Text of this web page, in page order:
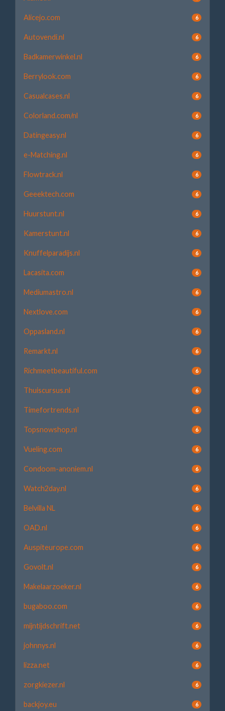
Alicejo.com 6
Autovendi.nl 6
Badkamerwinkel.nl 6
Berrylook.com 6
Casualcases.nl 6
Colorland.com/nl 6
Datingeasy.nl 6
e-Matching.nl 6
Flowtrack.nl 6
Geeektech.com 6
Huurstunt.nl 6
Kamerstunt.nl 6
Knuffelparadijs.nl 6
Lacasita.com 6
Mediumastro.nl 6
Nextlove.com 6
Oppasland.nl 6
Remarkt.nl 6
Richmeetbeautiful.com 6
Thuiscursus.nl 6
Timefortrends.nl 6
Topsnowshop.nl 6
Vueling.com 6
Condoom-anoniem.nl 6
Watch2day.nl 6
Belvilla NL 6
OAD.nl 6
Auspiteurope.com 6
Govolt.nl 6
Makelaarzoeker.nl 6
bugaboo.com 6
mijntijdschrift.net 6
johnnys.nl 6
lizza.net 6
zorgkiezer.nl 6
backjoy.eu 6